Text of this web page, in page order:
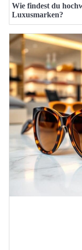
Wie findest du
Luxusmarken?